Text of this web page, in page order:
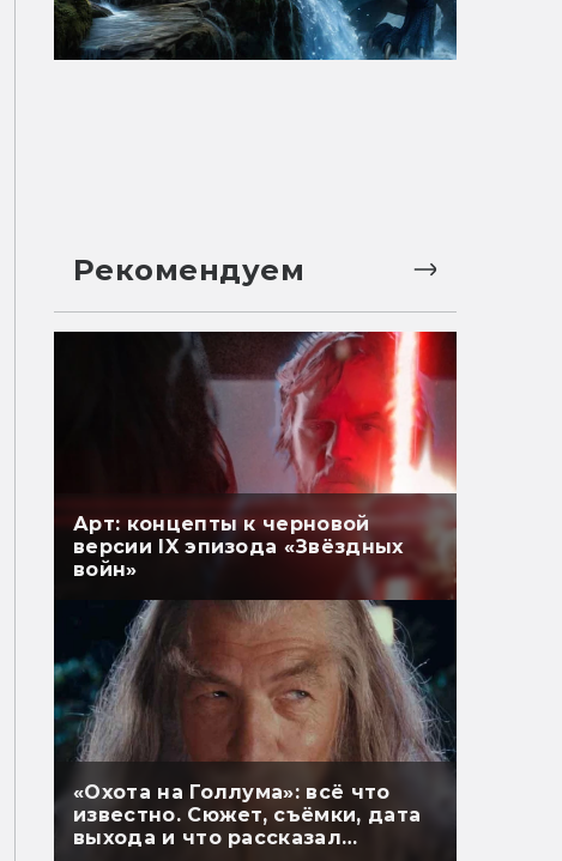
Рекомендуем
Арт: концепты к черновой
версии IX эпизода «Звёздных
войн»
«Охота на Голлума»: всё что
известно. Сюжет, съёмки, дата
выхода и что рассказал